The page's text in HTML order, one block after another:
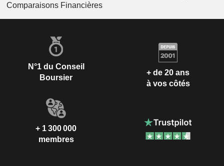
Comparaisons Financières
N°1 du Conseil
Boursier
+ de 20 ans
à vos côtés
+ 1 300 000
membres